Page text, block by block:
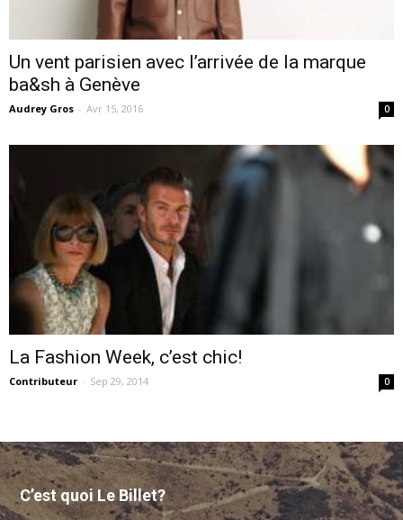
Un vent parisien avec l’arrivée de la marque
ba&sh à Genève
Audrey Gros - Avr 15, 2016 0
La Fashion Week, c’est chic!
Contributeur - Sep 29, 2014 0
C’est quoi Le Billet?